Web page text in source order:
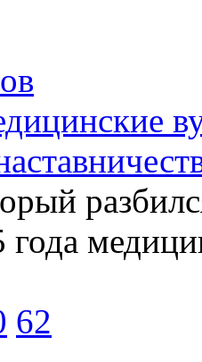
62